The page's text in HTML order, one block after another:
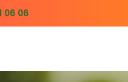
06 06